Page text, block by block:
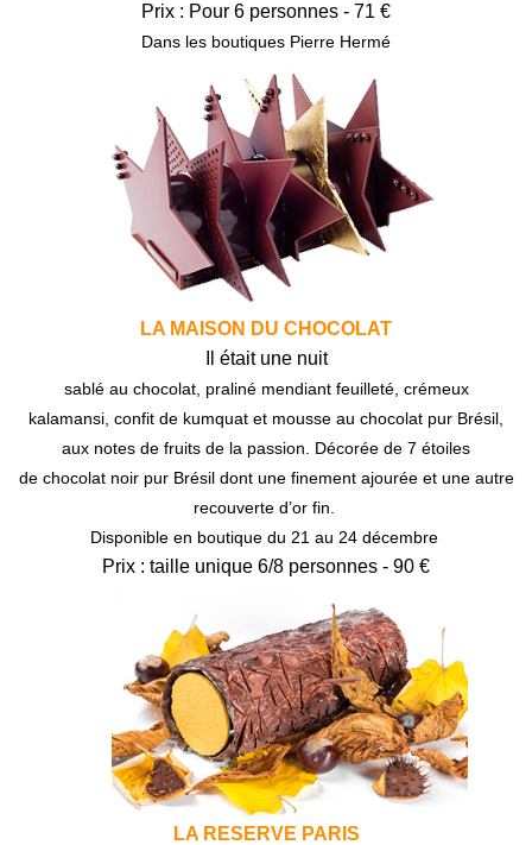
Prix : Pour 6 personnes - 71 €
Dans les boutiques Pierre Hermé
LA MAISON DU CHOCOLAT
Il était une nuit
sablé au chocolat, praliné mendiant feuilleté, crémeux
kalamansi, confit de kumquat et mousse au chocolat pur Brésil,
aux notes de fruits de la passion. Décorée de 7 étoiles
de chocolat noir pur Brésil dont une finement ajourée et une autre
recouverte d’or fin.
Disponible en boutique du 21 au 24 décembre
Prix : taille unique 6/8 personnes - 90 €
LA RESERVE PARIS